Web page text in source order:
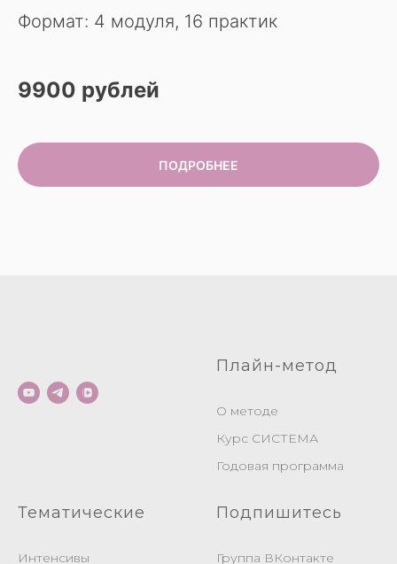
Формат: 4 модуля, 16 практик
9900 рублей
ПОДРОБНЕЕ
Плайн-метод
О методе
Курс СИСТЕМА
Годовая программа
Тематические
Интенсивы
Подпишитесь
Группа ВКонтакте